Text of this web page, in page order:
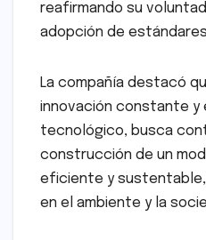
reafirmando su
adopción de
La compañía destacó
innovación constante y
tecnológico, busca
construcción de un
eficiente y
en el ambiente y la